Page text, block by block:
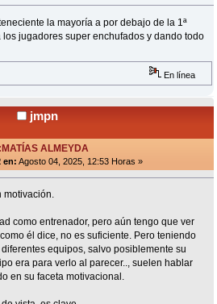
la mayoría a por debajo de la 1ª
jugadores super enchufados y dando todo
En línea
jmpn
ALMEYDA
en: Agosto 04, 2025, 12:53 Horas »
motivación.
como entrenador, pero aún tengo que ver
él dice, no es suficiente. Pero teniendo
equipos, salvo posiblemente su
era para verlo al parecer.., suelen hablar
en su faceta motivacional.